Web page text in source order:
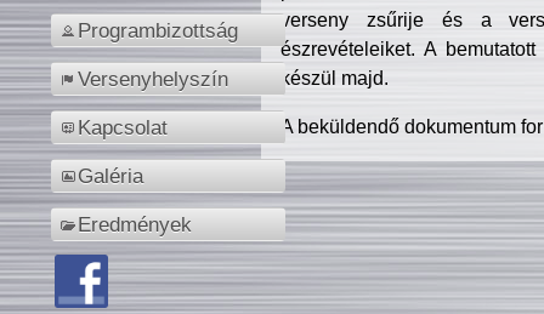
Programbizottság
Versenyhelyszín
Kapcsolat
Galéria
Eredmények
verseny zsűrije és a
észrevételeiket. A
készül majd.
A beküldendő dokumentum